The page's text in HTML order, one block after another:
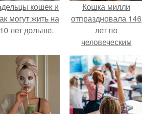
кошек и
могут жить на
лет дольше.
Кошка милли
отпраздновала 146
лет по
человеческим
Меркам и
претендует на
звание самой
старой в мире.